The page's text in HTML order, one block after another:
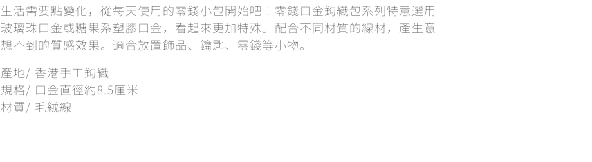
生活需要點變化，從每天使用的零錢小包開始吧！零錢口金鉤織包系列特意選用
玻璃珠口金或糖果系塑膠口金，看起來更加特殊。配合不同材質的線材，產生意
想不到的質感效果。適合放置飾品、鑰匙、零錢等小物。
產地/ 香港手工鉤織
規格/ 口金直徑約8.5厘米
材質/ 毛絨線